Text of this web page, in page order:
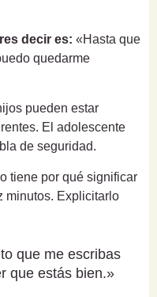
decir es: «Hasta que
quedarme
pueden estar
El adolescente
de seguridad.
tiene por qué significar
minutos. Explicitarlo
que me escribas
que estás bien.»